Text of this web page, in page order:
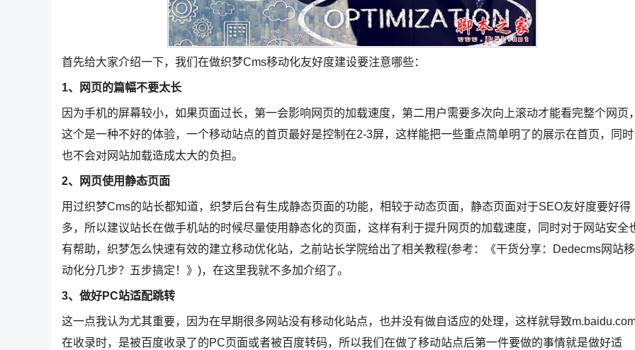
首先给大家介绍一下，我们在做织梦Cms移动化友好度建设要注意哪些：
1、网页的篇幅不要太长
因为手机的屏幕较小，如果页面过长，第一会影响网页的加载速度，第二用户需要多次向上滚动才能看完整个网页
这个是一种不好的体验，一个移动站点的首页最好是控制在2-3屏，这样能把一些重点简单明了的展示在首页，同时
也不会对网站加载造成太大的负担。
2、网页使用静态页面
用过织梦Cms的站长都知道，织梦后台有生成静态页面的功能，相较于动态页面，静态页面对于SEO友好度要好得
多，所以建议站长在做手机站的时候尽量使用静态化的页面，这样有利于提升网页的加载速度，同时对于网站安全
有帮助，织梦怎么快速有效的建立移动优化站，之前站长学院给出了相关教程(参考：《干货分享：Dedecms网站移
动化分几步？五步搞定！》)，在这里我就不多加介绍了。
3、做好PC站适配跳转
这一点我认为尤其重要，因为在早期很多网站没有移动化站点，也并没有做自适应的处理，这样就导致
在收录时，是被百度收录了的PC页面或者被百度转码，所以我们在做了移动站点后第一件要做的事情就是做好适